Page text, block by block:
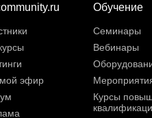
эфир
Обучение
Семинары
Вебинары
Курсы